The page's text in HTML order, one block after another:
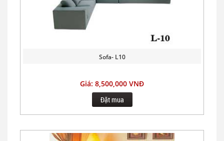
Sofa- L10
Giá: 8,500,000 VNĐ
Đặt mua